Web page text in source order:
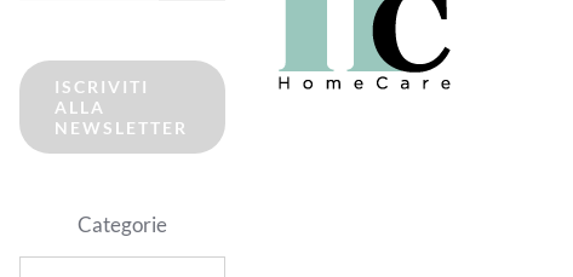
ISCRIVITI
ALLA
NEWSLETTER
Categorie